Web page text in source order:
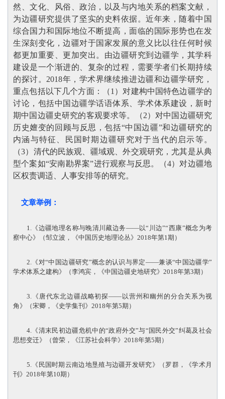
然、文化、风俗、政治，以及与内地关系的档案文献，
为边疆研究提供了坚实的史料依据。近年来，随着中国
综合国力和国际地位不断提高，面临的国际形势也在发
生深刻变化，边疆对于国家发展的意义比以往任何时候
都更加重要、更加突出。由边疆研究到边疆学，其学科
建设是一个渐进的、复杂的过程，需要学者们长期持续
的探讨。2018年，学术界继续推进边疆和边疆学研究，
重点包括以下几个方面：（1）对建构中国特色边疆学的
讨论，包括中国边疆学话语体系、学术体系建设，新时
期中国边疆史研究的客观要求等。（2）对中国边疆研究
历史嬗变的回顾与反思，包括“中国边疆”和边疆研究的
内涵与特征、民国时期边疆研究对于当代的启示等。
（3）清代的民族观、疆域观、外交观研究，尤其是从典
型个案如“安南勘界案”进行观察与反思。（4）对边疆地
区权责调适、人事安排等的研究。
文章举例：
1.《边疆地理名称与晚清川藏边务——以“川边”“西康”概念为考
察中心》（邹立波，《中国历史地理论丛》2018年第1期）
2.《对“中国边疆研究”概念的认识与界定——兼谈“中国边疆学”
学术体系之建构》（李鸿宾，《中国边疆史地研究》2018年第3期）
3.《唐代东北边疆战略初探——以营州和幽州的分合关系为视
角》（宋卿，《史学集刊》2018年第5期）
4.《清末民初边疆危机中的“政府外交”与“国民外交”纠葛及社会
思想变迁》（曾荣，《江苏社会科学》2018年第5期）
5.《民国时期云南边地垦殖与边疆开发研究》（罗群，《学术月
刊》2018年第10期）